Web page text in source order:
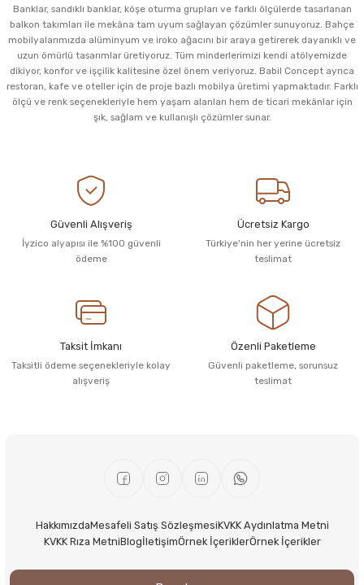
Banklar, sandıklı banklar, köşe oturma grupları ve farklı ölçülerde tasarlanan
balkon takımları ile mekâna tam uyum sağlayan çözümler sunuyoruz. Bahçe
mobilyalarımızda alüminyum ve iroko ağacını bir araya getirerek dayanıklı ve
uzun ömürlü tasarımlar üretiyoruz. Tüm minderlerimizi kendi atölyemizde
dikiyor, konfor ve işçilik kalitesine özel önem veriyoruz. Babil Concept ayrıca
restoran, kafe ve oteller için de proje bazlı mobilya üretimi yapmaktadır. Farklı
ölçü ve renk seçenekleriyle hem yaşam alanları hem de ticari mekânlar için
şık, sağlam ve kullanışlı çözümler sunar.
Güvenli Alışveriş
İyzico alyapısı ile %100 güvenli
ödeme
Ücretsiz Kargo
Türkiye'nin her yerine ücretsiz
teslimat
Taksit İmkanı
Taksitli ödeme seçenekleriyle kolay
alışveriş
Özenli Paketleme
Güvenli paketleme, sorunsuz
teslimat
HakkımızdaMesafeli Satış SözleşmesiKVKK Aydınlatma Metni
KVKK Rıza MetniBlogİletişimÖrnek İçeriklerÖrnek İçerikler